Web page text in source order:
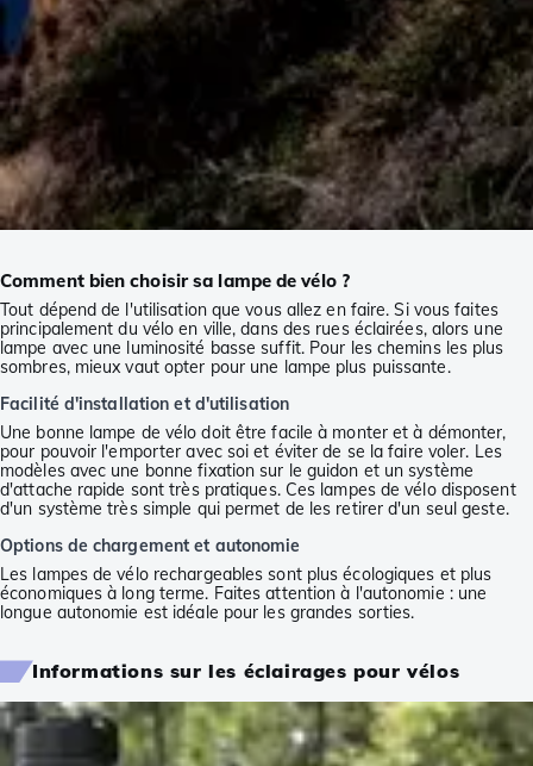
Comment bien choisir sa lampe de vélo ?
Tout dépend de l'utilisation que vous allez en faire. Si vous faites
principalement du vélo en ville, dans des rues éclairées, alors une
lampe avec une luminosité basse suffit. Pour les chemins les plus
sombres, mieux vaut opter pour une lampe plus puissante.
Facilité d'installation et d'utilisation
Une bonne lampe de vélo doit être facile à monter et à démonter,
pour pouvoir l'emporter avec soi et éviter de se la faire voler. Les
modèles avec une bonne fixation sur le guidon et un système
d'attache rapide sont très pratiques. Ces lampes de vélo disposent
d'un système très simple qui permet de les retirer d'un seul geste.
Options de chargement et autonomie
Les lampes de vélo rechargeables sont plus écologiques et plus
économiques à long terme. Faites attention à l'autonomie : une
longue autonomie est idéale pour les grandes sorties.
Informations sur les éclairages pour vélos